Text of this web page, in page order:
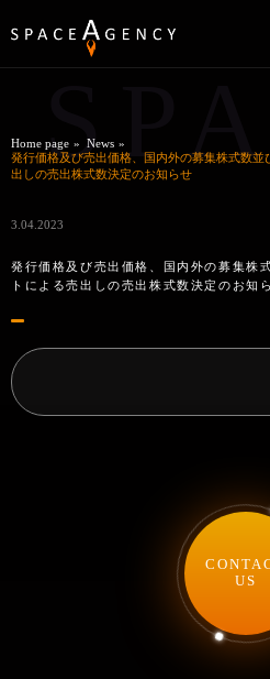
Home page
News
発行価格及び売出価格、国内外の募集株式数
出しの売出株式数決定のお知らせ
3.04.2023
発行価格及び売出価格、国内外の募集株
トによる売出しの売出株式数決定のお知
US